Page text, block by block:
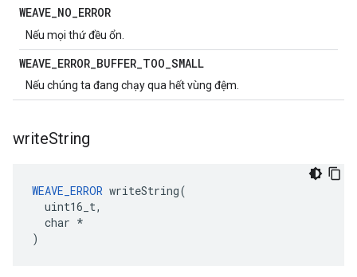
WEAVE_NO_ERROR
Nếu mọi thứ đều ổn.
WEAVE_ERROR_BUFFER_TOO_SMALL
Nếu chúng ta đang chạy qua hết vùng đệm.
writeString
WEAVE_ERROR writeString(
  uint16_t,
  char *
)